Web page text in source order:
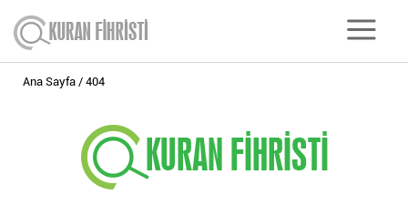
Ana Sayfa 404